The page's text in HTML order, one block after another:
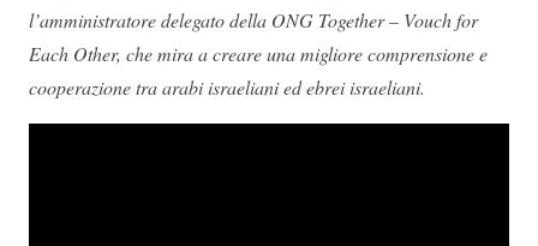
l’amministratore delegato della ONG Together – Vouch for
Each Other, che mira a creare una migliore comprensione e
cooperazione tra arabi israeliani ed ebrei israeliani.